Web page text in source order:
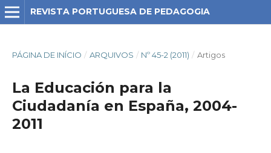
REVISTA PORTUGUESA DE PEDAGOGIA
PÁGINA DE INÍCIO / ARQUIVOS / Nº 45-2 (2011) / Artigos
La Educación para la
Ciudadanía en España, 2004-
2011